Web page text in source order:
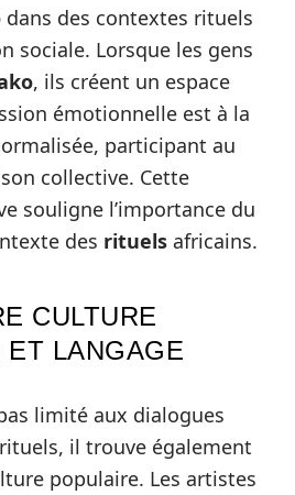
dans des contextes rituels
sociale. Lorsque les gens
, ils créent un espace
émotionnelle est à la
participant au
collective. Cette
souligne l’importance du
des rituels africains.
CULTURE
ET LANGAGE
limité aux dialogues
il trouve également
populaire. Les artistes